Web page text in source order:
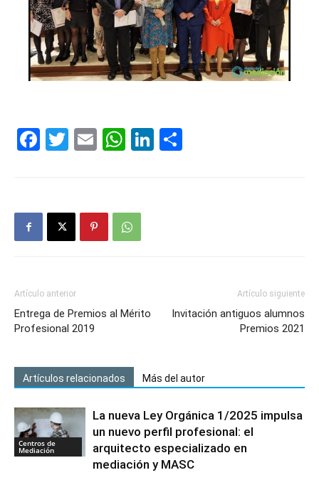
Facebook
Twitter
EmailWhatsApp
LinkedIn
Artículo anterior
Entrega de Premios al Mérito
Profesional 2019
Artículo siguiente
Invitación antiguos alumnos
Premios 2021
Artículos relacionados Más del autor
Centros de
Mediación
La nueva Ley Orgánica 1/2025 impulsa
un nuevo perfil profesional: el
arquitecto especializado en
mediación y MASC